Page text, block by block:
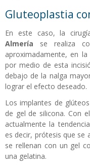
Gluteoplastia
En este caso, la
Almería se realiza
aproximadamente, en
por medio de esta
debajo de la nalga
lograr el efecto deseado.
Los implantes de
de gel de silicona. Con
actualmente la
es decir, prótesis que se
se rellenan con un gel
una gelatina.